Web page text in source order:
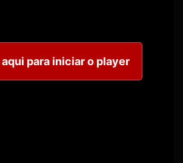
para iniciar o player